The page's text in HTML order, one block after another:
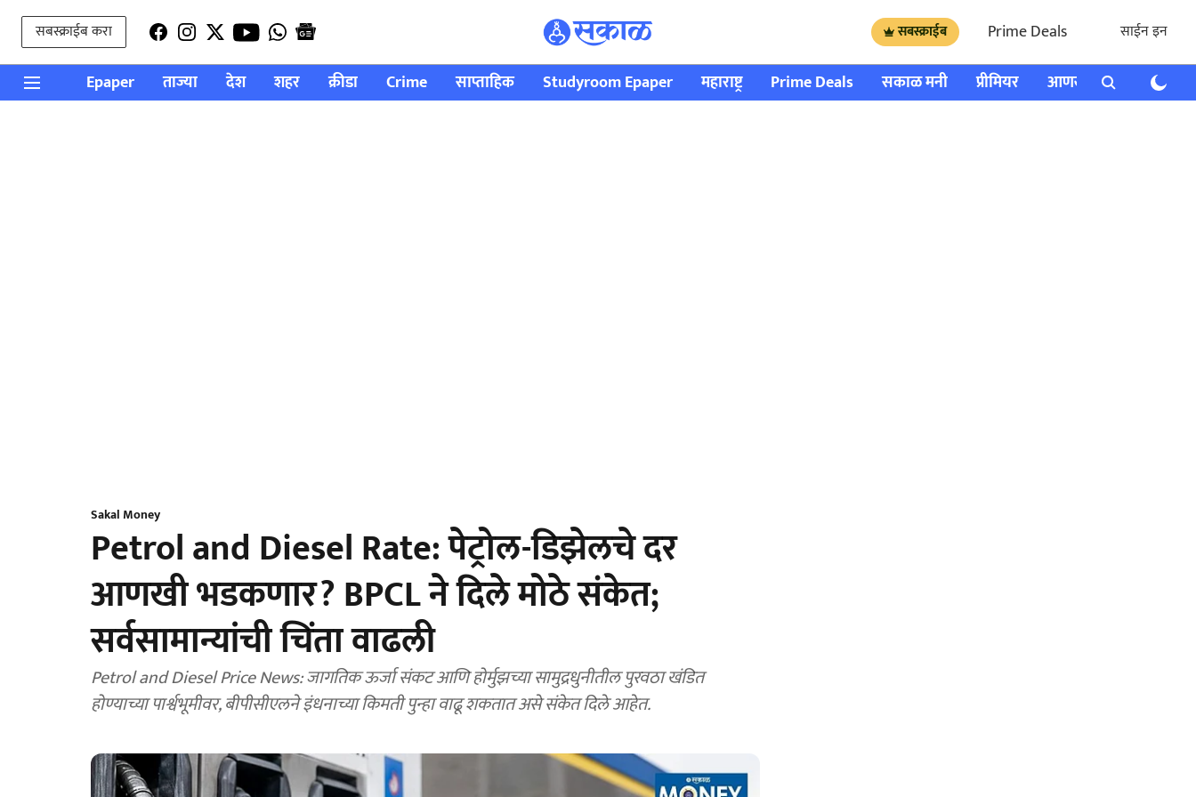
सबस्क्राईब करा सबस्क्राईब Prime Deals साईन इन
Epaper ताज्या देश शहर क्रीडा Crime साप्ताहिक Studyroom Epaper महाराष्ट्र Prime Deals सकाळ मनी प्रीमियर आणखी राशी भविष्य
Sakal Money
Petrol and Diesel Rate: पेट्रोल-डिझेलचे दर
आणखी भडकणार? BPCL ने दिले मोठे संकेत;
सर्वसामान्यांची चिंता वाढली
Petrol and Diesel Price News: जागतिक ऊर्जा संकट आणि होर्मुझच्या सामुद्रधुनीतील पुरवठा खंडित
होण्याच्या पार्श्वभूमीवर, बीपीसीएलने इंधनाच्या किमती पुन्हा वाढू शकतात असे संकेत दिले आहेत.